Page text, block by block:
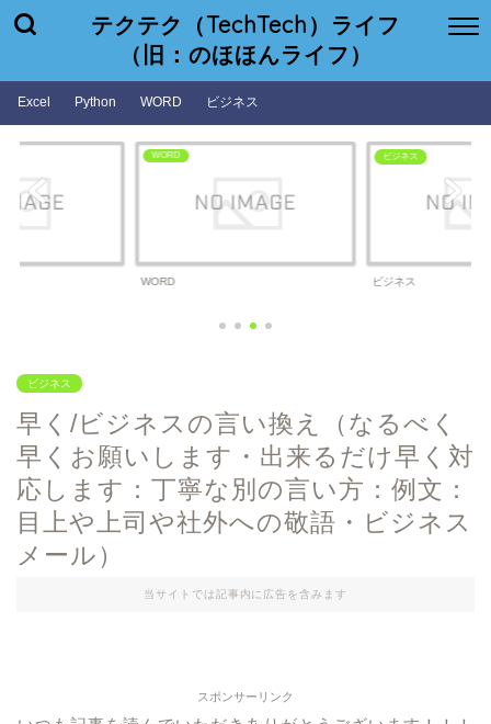
テクテク（TechTech）ライフ
（旧：のほほんライフ）
Excel Python WORD ビジネス
WORD
WORD
ビジネス
ビジネス
ビジネス
早く/ビジネスの言い換え（なるべく
早くお願いします・出来るだけ早く対
応します：丁寧な別の言い方：例文：
目上や上司や社外への敬語・ビジネス
メール）
当サイトでは記事内に広告を含みます
スポンサーリンク